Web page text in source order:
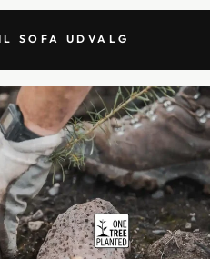
SOFA UDVALG